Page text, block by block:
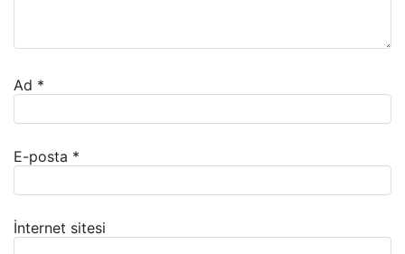
Ad *
E-posta *
İnternet sitesi